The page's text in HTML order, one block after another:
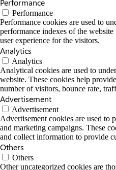
Performance
Performance
Performance cookies are used to
performance indexes of the
user experience for the visitors.
Analytics
Analytics
Analytical cookies are used to
website. These cookies help
number of visitors, bounce rate,
Advertisement
Advertisement
Advertisement cookies are used to
and marketing campaigns. These
and collect information to provide
Others
Others
Other uncategorized cookies are